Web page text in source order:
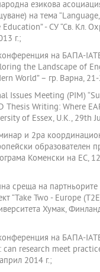
езикова
на тема
- СУ “Св. Кл.
г.;
на БАПА-
the Landscape of
World” – гр. Варна,
Issues Meeting (PIM)
Thesis Writing: Where
of Essex, U.K., 29th
и 2ра
образователен
Коменски на ЕС,
среща на
“Take Two - Europe
Хумак,
на БАПА-
research meet
2014 г.;